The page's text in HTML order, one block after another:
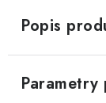
Popis